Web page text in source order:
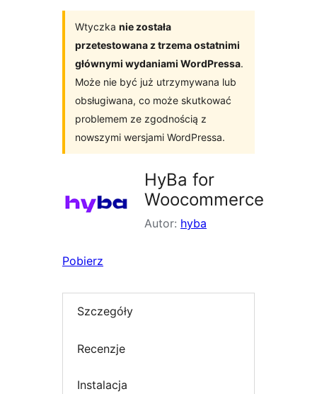
Wtyczka nie została
przetestowana z trzema ostatnimi
głównymi wydaniami WordPressa.
Może nie być już utrzymywana lub
obsługiwana, co może skutkować
problemem ze zgodnością z
nowszymi wersjami WordPressa.
HyBa for
Woocommerce
Autor: hyba
Pobierz
Szczegóły
Recenzje
Instalacja